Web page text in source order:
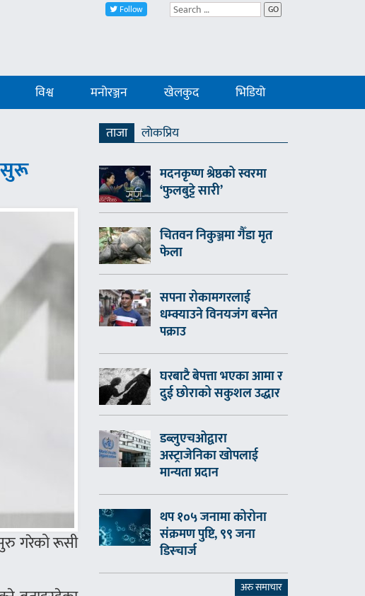
Follow GO
विश्व मनोरञ्जन खेलकुद भिडियो
सुरू
सुरु गरेको रूसी
ताजा
लाेकप्रिय
मदनकृष्ण श्रेष्ठको स्वरमा
‘फुलबुट्टे सारी’
चितवन निकुञ्जमा गैँडा मृत
फेला
सपना रोकामगरलाई
धम्क्याउने विनयजंग बस्नेत
पक्राउ
घरबाटै बेपत्ता भएका आमा र
दुई छोराको सकुशल उद्धार
डब्लुएचओद्वारा
अस्ट्राजेनिका खोपलाई
मान्यता प्रदान
थप १०५ जनामा कोरोना
संक्रमण पुष्टि, ९९ जना
डिस्चार्ज
अरु समाचार